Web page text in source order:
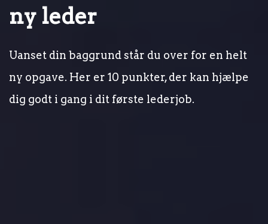
ny leder
Uanset din baggrund står du over for en helt
ny opgave. Her er 10 punkter, der kan hjælpe
dig godt i gang i dit første lederjob.